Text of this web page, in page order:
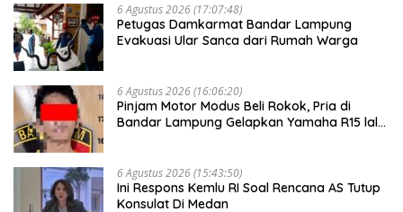
6 Agustus 2026 (17:07:48)
Petugas Damkarmat Bandar Lampung
Evakuasi Ular Sanca dari Rumah Warga
6 Agustus 2026 (16:06:20)
Pinjam Motor Modus Beli Rokok, Pria di
Bandar Lampung Gelapkan Yamaha R15 lalu
6 Agustus 2026 (15:43:50)
Ini Respons Kemlu RI Soal Rencana AS Tutup
Konsulat Di Medan